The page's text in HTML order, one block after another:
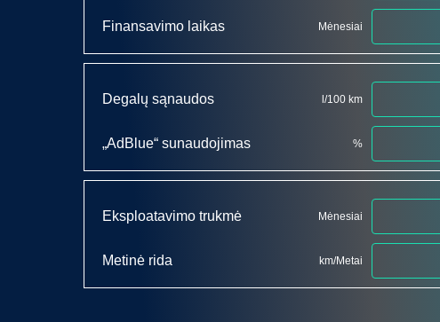
Finansavimo laikas Mėnesiai
Degalų sąnaudos
„AdBlue“ sunaudojimas
l/100 km
%
Eksploatavimo trukmė
Metinė rida
Mėnesiai
km/Metai